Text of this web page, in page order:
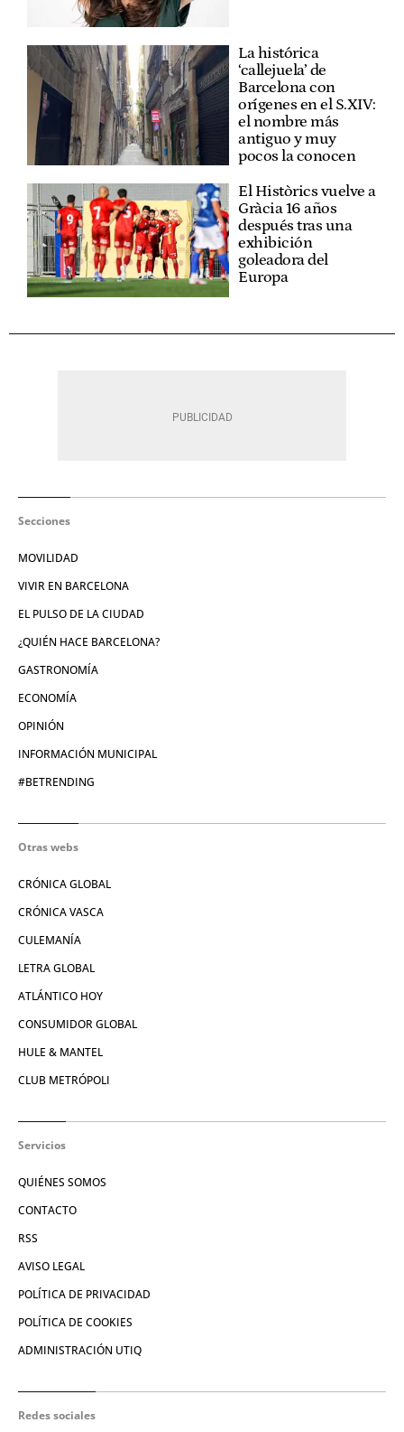
La histórica
‘callejuela’ de
Barcelona con
orígenes en el S.XIV:
el nombre más
antiguo y muy
pocos la conocen
El Històrics vuelve a
Gràcia 16 años
después tras una
exhibición
goleadora del
Europa
Secciones
MOVILIDAD
VIVIR EN BARCELONA
EL PULSO DE LA CIUDAD
¿QUIÉN HACE BARCELONA?
GASTRONOMÍA
ECONOMÍA
OPINIÓN
INFORMACIÓN MUNICIPAL
#BETRENDING
Otras webs
CRÓNICA GLOBAL
CRÓNICA VASCA
CULEMANÍA
LETRA GLOBAL
ATLÁNTICO HOY
CONSUMIDOR GLOBAL
HULE & MANTEL
CLUB METRÓPOLI
Servicios
QUIÉNES SOMOS
CONTACTO
RSS
AVISO LEGAL
POLÍTICA DE PRIVACIDAD
POLÍTICA DE COOKIES
ADMINISTRACIÓN UTIQ
Redes sociales